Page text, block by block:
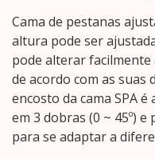
Cama de pestanas
altura pode ser
pode alterar facilmente
de acordo com as suas
encosto da cama SPA
em 3 dobras (0 ~ 45º)
para se adaptar a